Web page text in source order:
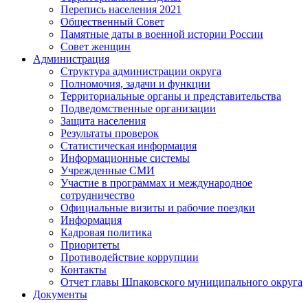
Перепись населения 2021
Общественный Совет
Памятные даты в военной истории России
Совет женщин
Администрация
Структура администрации округа
Полномочия, задачи и функции
Территориальные органы и представительства
Подведомственные организации
Защита населения
Результаты проверок
Статистическая информация
Информационные системы
Учрежденные СМИ
Участие в программах и международное
сотрудничество
Официальные визиты и рабочие поездки
Информация
Кадровая политика
Приоритеты
Противодействие коррупции
Контакты
Отчет главы Шпаковского муниципального округа
Документы